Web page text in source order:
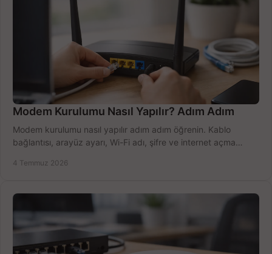
Modem Kurulumu Nasıl Yapılır? Adım Adım
Modem kurulumu nasıl yapılır adım adım öğrenin. Kablo
bağlantısı, arayüz ayarı, Wi-Fi adı, şifre ve internet açma
4 Temmuz 2026